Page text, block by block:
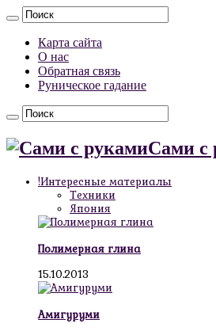
Карта сайта
О нас
Обратная связь
Руническое гадание
Сами с
!Интересные материалы
Техники
Япония
Полимерная глина
15.10.2013
Амигуруми